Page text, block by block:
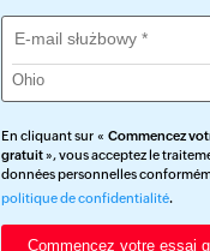
En cliquant sur « Commencez
gratuit», vous acceptez le
données personnelles
politique de confidentialité.